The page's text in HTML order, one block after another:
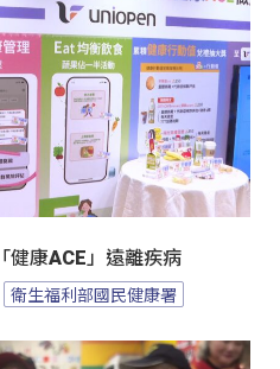
健康ACE」遠離疾病
衛生福利部國民健康署